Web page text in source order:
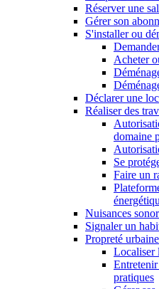
Réserver une
Gérer son
S'installer ou
Acheter
Déclarer une
Réaliser des
domaine
Se
Faire un
Nuisances
Signaler un
Propreté
Localiser
pratiques